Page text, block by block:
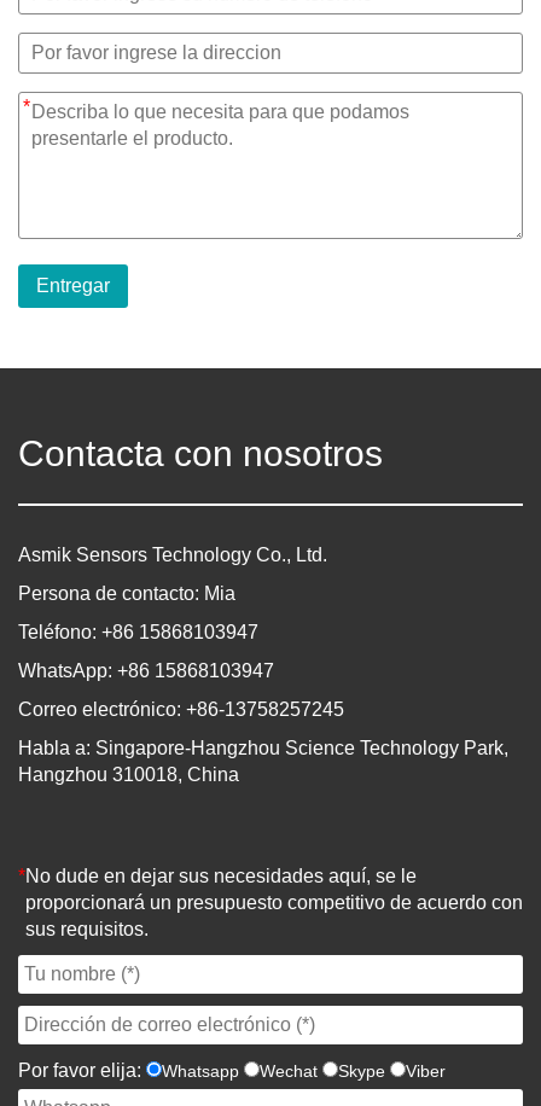
*
Entregar
Contacta con nosotros
Asmik Sensors Technology Co., Ltd.
Persona de contacto: Mia
Teléfono: +86 15868103947
WhatsApp: +86 15868103947
Correo electrónico: +86-13758257245
Habla a: Singapore-Hangzhou Science Technology Park,
Hangzhou 310018, China
*No dude en dejar sus necesidades aquí, se le
proporcionará un presupuesto competitivo de acuerdo con
sus requisitos.
Por favor elija: Whatsapp Wechat Skype Viber